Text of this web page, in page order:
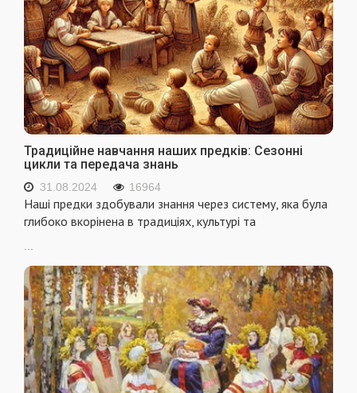
Традиційне навчання наших предків: Сезонні
цикли та передача знань
31.08.2024 16964
Наші предки здобували знання через систему, яка була
глибоко вкорінена в традиціях, культурі та
...